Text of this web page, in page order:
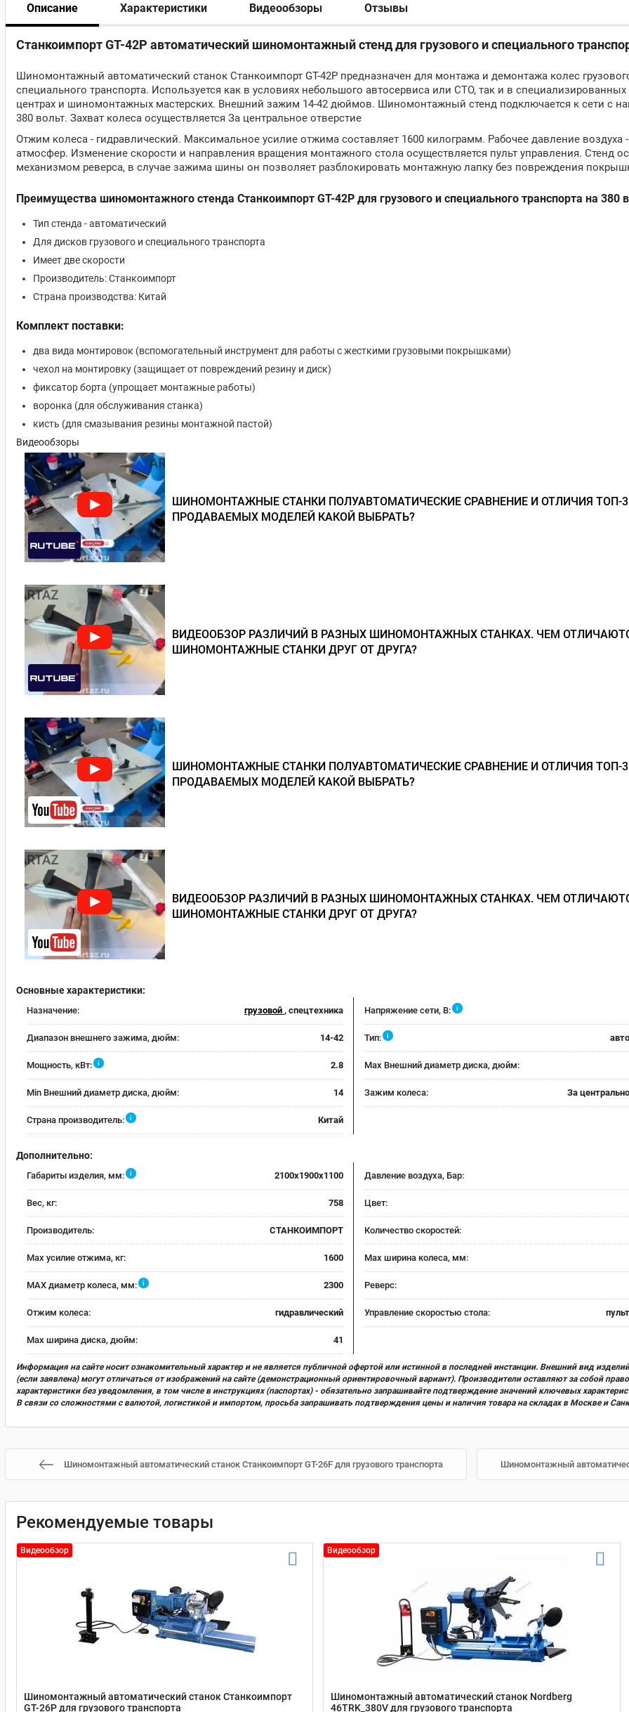
Описание Характеристики Видеообзоры Отзывы
Станкоимпорт GT-42P автоматический шиномонтажный стенд для грузового и специального
Шиномонтажный автоматический станок Станкоимпорт GT-42P предназначен для монтажа и демонтажа колес
специального транспорта. Используется как в условиях небольшого автосервиса или СТО, так и в
центрах и шиномонтажных мастерских. Внешний зажим 14-42 дюймов. Шиномонтажный стенд подключается к сети с
380 вольт. Захват колеса осуществляется За центральное отверстие
Отжим колеса - гидравлический. Максимальное усилие отжима составляет 1600 килограмм. Рабочее давление воздуха
атмосфер. Изменение скорости и направления вращения монтажного стола осуществляется пульт управления. Стенд
механизмом реверса, в случае зажима шины он позволяет разблокировать монтажную лапку без повреждения
Преимущества шиномонтажного стенда Станкоимпорт GT-42P для грузового и специального транспорта на 380
Тип стенда - автоматический
Для дисков грузового и специального транспорта
Имеет две скорости
Производитель: Станкоимпорт
Страна производства: Китай
Комплект поставки:
два вида монтировок (вспомогательный инструмент для работы с жесткими грузовыми покрышками)
чехол на монтировку (защищает от повреждений резину и диск)
фиксатор борта (упрощает монтажные работы)
воронка (для обслуживания станка)
кисть (для смазывания резины монтажной пастой)
Видеообзоры
ШИНОМОНТАЖНЫЕ СТАНКИ ПОЛУАВТОМАТИЧЕСКИЕ СРАВНЕНИЕ И ОТЛИЧИЯ ТОП-3
ПРОДАВАЕМЫХ МОДЕЛЕЙ КАКОЙ ВЫБРАТЬ?
ВИДЕООБЗОР РАЗЛИЧИЙ В РАЗНЫХ ШИНОМОНТАЖНЫХ СТАНКАХ. ЧЕМ
ШИНОМОНТАЖНЫЕ СТАНКИ ДРУГ ОТ ДРУГА?
ШИНОМОНТАЖНЫЕ СТАНКИ ПОЛУАВТОМАТИЧЕСКИЕ СРАВНЕНИЕ И ОТЛИЧИЯ ТОП-3
ПРОДАВАЕМЫХ МОДЕЛЕЙ КАКОЙ ВЫБРАТЬ?
ВИДЕООБЗОР РАЗЛИЧИЙ В РАЗНЫХ ШИНОМОНТАЖНЫХ СТАНКАХ. ЧЕМ
ШИНОМОНТАЖНЫЕ СТАНКИ ДРУГ ОТ ДРУГА?
Основные характеристики:
Назначение: грузовой , спецтехника Напряжение сети, В: i
Диапазон внешнего зажима, дюйм: 14-42 Тип: i
Мощность, кВт: i 2.8 Max Внешний диаметр диска, дюйм:
Min Внешний диаметр диска, дюйм: 14 Зажим колеса: За
Страна производитель: i Китай
Дополнительно:
Габариты изделия, мм: i 2100x1900x1100 Давление воздуха, Бар:
Вес, кг: 758 Цвет:
Производитель: СТАНКОИМПОРТ Количество скоростей:
Max усилие отжима, кг: 1600 Max ширина колеса, мм:
MAX диаметр колеса, мм: i 2300 Реверс:
Отжим колеса: гидравлический Управление скоростью стола:
Max ширина диска, дюйм: 41
Информация на сайте носит ознакомительный характер и не является публичной офертой или истинной в последней инстанции. Внешний вид
(если заявлена) могут отличаться от изображений на сайте (демонстрационный ориентировочный вариант). Производители оставляют за собой
характеристики без уведомления, в том числе в инструкциях (паспортах) - обязательно запрашивайте подтверждение значений ключевых
В связи со сложностями с валютой, логистикой и импортом, просьба запрашивать подтверждения цены и наличия товара на складах в Москве и
Шиномонтажный автоматический станок Станкоимпорт GT-26F для грузового транспорта Шиномонтажный
Рекомендуемые товары
Видеообзор
Шиномонтажный автоматический станок Станкоимпорт
GT-26P для грузового транспорта
Видеообзор
Шиномонтажный автоматический станок Nordberg
46TRK_380V для грузового транспорта